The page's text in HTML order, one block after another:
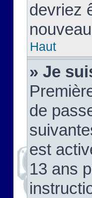
devriez
Haut
» Je
de
est
13 ans